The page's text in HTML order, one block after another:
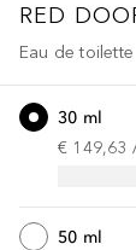
RED
Eau de toilette
30 ml
€ 149,63
50 ml